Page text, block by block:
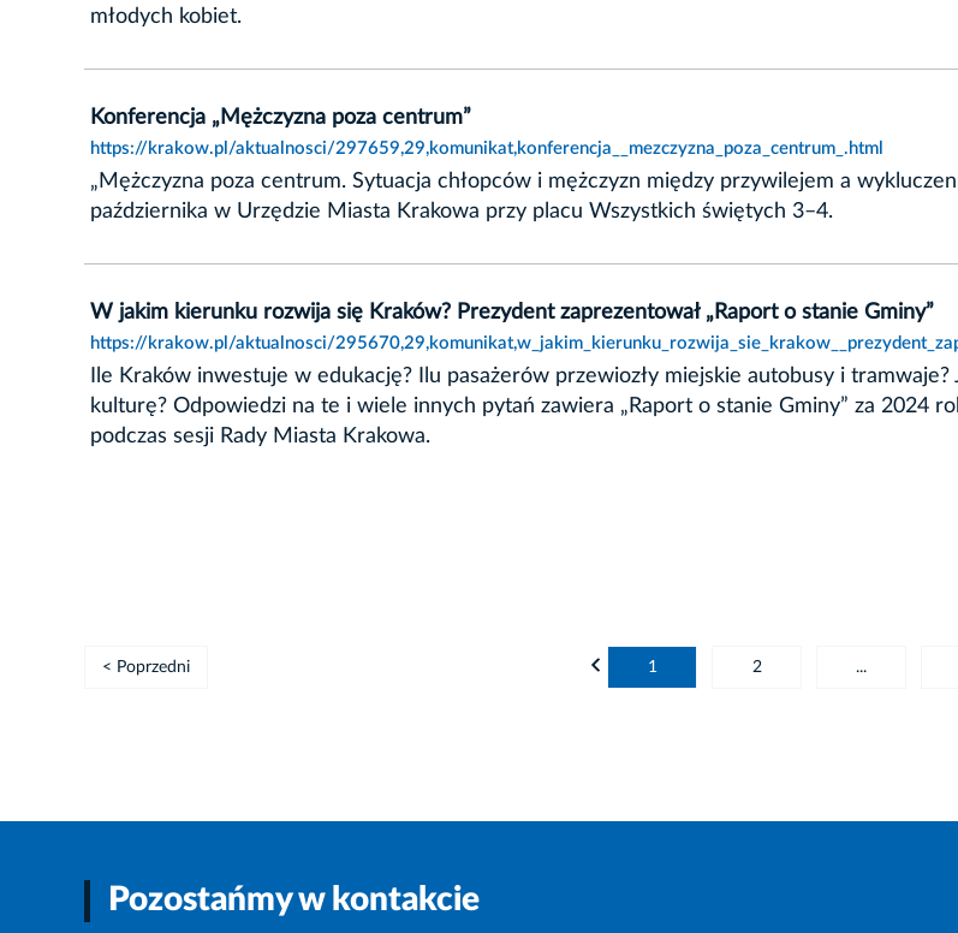
młodych kobiet.
Konferencja „Mężczyzna poza centrum”
https://krakow.pl/aktualnosci/297659,29,komunikat,konferencja__mezczyzna_poza_centrum_.html
„Mężczyzna poza centrum. Sytuacja chłopców i mężczyzn między przywilejem a
października w Urzędzie Miasta Krakowa przy placu Wszystkich świętych 3–4.
W jakim kierunku rozwija się Kraków? Prezydent zaprezentował „Raport o stanie Gminy”
https://krakow.pl/aktualnosci/
Ile Kraków inwestuje w edukację? Ilu pasażerów przewiozły miejskie autobusy i
kulturę? Odpowiedzi na te i wiele innych pytań zawiera „Raport o stanie Gminy” za 2024
podczas sesji Rady Miasta Krakowa.
< Poprzedni 1 2 ...
Pozostańmy w kontakcie